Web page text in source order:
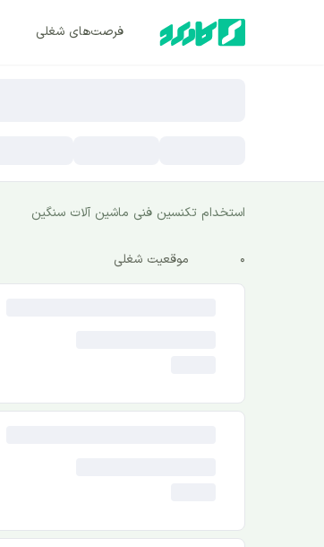
فرصت‌های شغلی
استخدام تکنسین فنی ماشین آلات سنگین
0 موقعیت شغلی